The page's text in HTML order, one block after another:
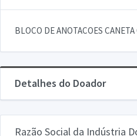
BLOCO DE ANOTACOES
Detalhes do Doador
Razão Social da Indústria